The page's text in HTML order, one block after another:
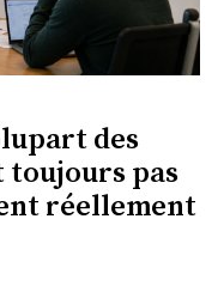
des
toujours pas
réellement